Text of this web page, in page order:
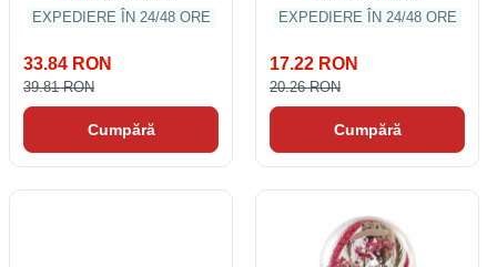
EXPEDIERE ÎN 24/48 ORE
33.84 RON
39.81 RON
Cumpără
EXPEDIERE ÎN 24/48 ORE
17.22 RON
20.26 RON
Cumpără